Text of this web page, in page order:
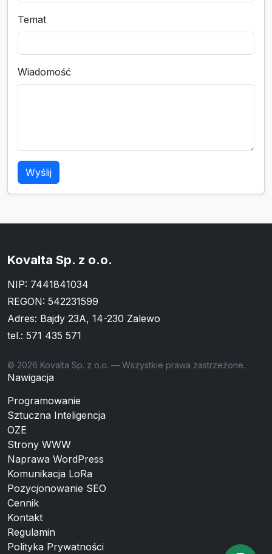
Temat
Wiadomość
Wyślij
Kovalta Sp. z o.o.
NIP: 7441841034
REGON: 542231599
Adres: Bajdy 23A, 14-230 Zalewo
tel.: 571 435 571
© 2026 Kovalta Sp. z o.o. — Wszystkie prawa zastrzeżone.
Nawigacja
Programowanie
Sztuczna Inteligencja
OZE
Strony WWW
Naprawa WordPress
Komunikacja LoRa
Pozycjonowanie SEO
Cennik
Kontakt
Regulamin
Polityka Prywatności